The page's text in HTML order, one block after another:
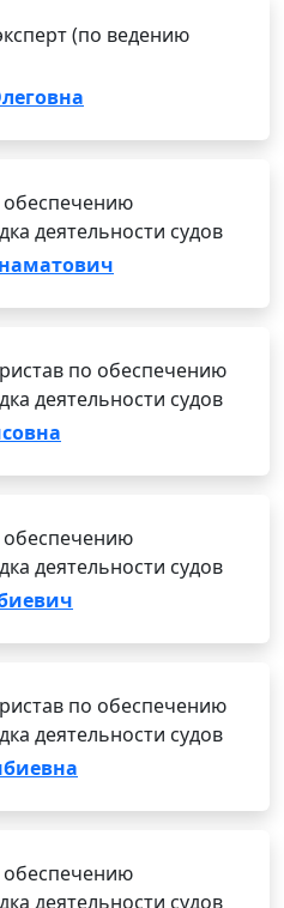
(по ведению
обеспечению
деятельности судов
по обеспечению
деятельности судов
обеспечению
деятельности судов
по обеспечению
деятельности судов
обеспечению
деятельности судов